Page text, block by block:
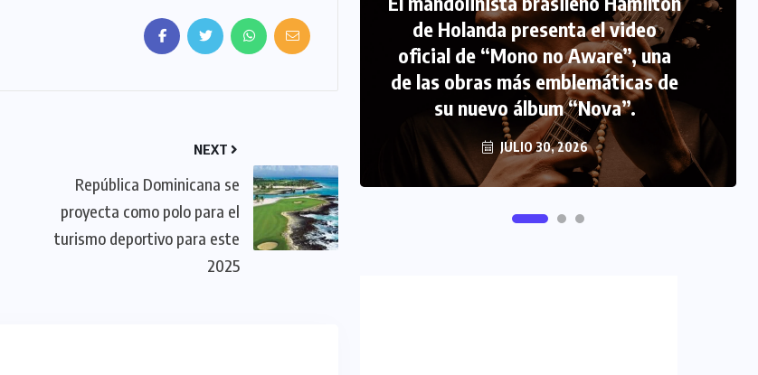
NEXT
República Dominicana se
proyecta como polo para el
turismo deportivo para este
2025
de Holanda presenta el video
oficial de “Mono no Aware”, una
de las obras más emblemáticas de
su nuevo álbum “Nova”.
JULIO 30, 2026
NOTICIAS PERIODISMO TURISTICO
FIPETUR se solidariza con
Venezuela
JUNIO 29, 2026